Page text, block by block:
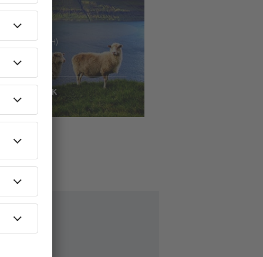
(CPH)
2669 DKK